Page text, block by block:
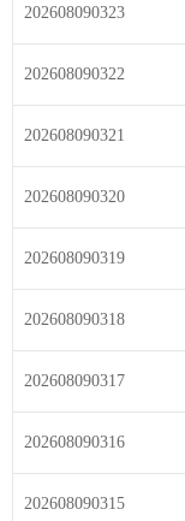
202608090323
202608090322
202608090321
202608090320
202608090319
202608090318
202608090317
202608090316
202608090315